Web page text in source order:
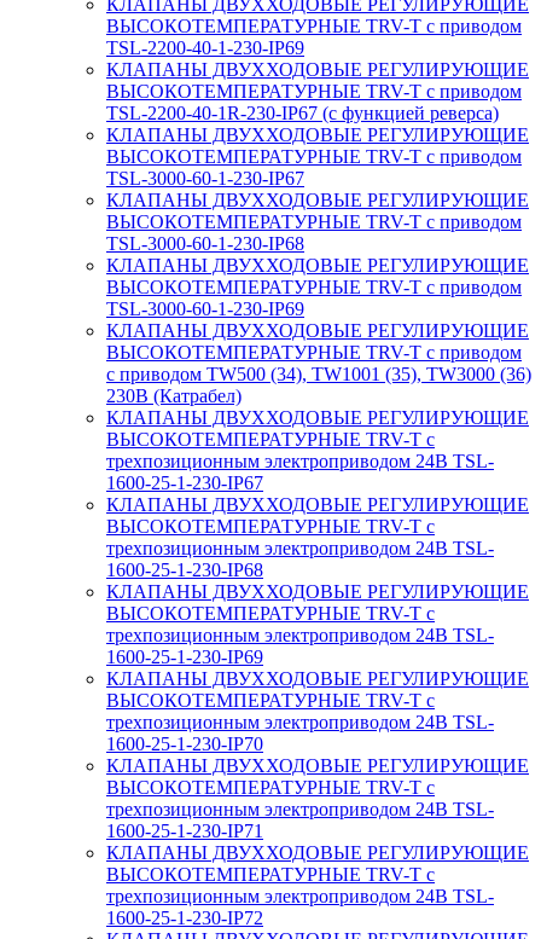
КЛАПАНЫ ДВУХХОДОВЫЕ РЕГУЛИРУЮЩИЕ
ВЫСОКОТЕМПЕРАТУРНЫЕ TRV-T с приводом
TSL-2200-40-1-230-IP69
КЛАПАНЫ ДВУХХОДОВЫЕ РЕГУЛИРУЮЩИЕ
ВЫСОКОТЕМПЕРАТУРНЫЕ TRV-T с приводом
TSL-2200-40-1R-230-IP67 (с функцией реверса)
КЛАПАНЫ ДВУХХОДОВЫЕ РЕГУЛИРУЮЩИЕ
ВЫСОКОТЕМПЕРАТУРНЫЕ TRV-T с приводом
TSL-3000-60-1-230-IP67
КЛАПАНЫ ДВУХХОДОВЫЕ РЕГУЛИРУЮЩИЕ
ВЫСОКОТЕМПЕРАТУРНЫЕ TRV-T с приводом
TSL-3000-60-1-230-IP68
КЛАПАНЫ ДВУХХОДОВЫЕ РЕГУЛИРУЮЩИЕ
ВЫСОКОТЕМПЕРАТУРНЫЕ TRV-T с приводом
TSL-3000-60-1-230-IP69
КЛАПАНЫ ДВУХХОДОВЫЕ РЕГУЛИРУЮЩИЕ
ВЫСОКОТЕМПЕРАТУРНЫЕ TRV-T с приводом
с приводом TW500 (34), TW1001 (35), TW3000 (36)
230В (Катрабел)
КЛАПАНЫ ДВУХХОДОВЫЕ РЕГУЛИРУЮЩИЕ
ВЫСОКОТЕМПЕРАТУРНЫЕ TRV-T с
трехпозиционным электроприводом 24В TSL-
1600-25-1-230-IP67
КЛАПАНЫ ДВУХХОДОВЫЕ РЕГУЛИРУЮЩИЕ
ВЫСОКОТЕМПЕРАТУРНЫЕ TRV-T с
трехпозиционным электроприводом 24В TSL-
1600-25-1-230-IP68
КЛАПАНЫ ДВУХХОДОВЫЕ РЕГУЛИРУЮЩИЕ
ВЫСОКОТЕМПЕРАТУРНЫЕ TRV-T с
трехпозиционным электроприводом 24В TSL-
1600-25-1-230-IP69
КЛАПАНЫ ДВУХХОДОВЫЕ РЕГУЛИРУЮЩИЕ
ВЫСОКОТЕМПЕРАТУРНЫЕ TRV-T с
трехпозиционным электроприводом 24В TSL-
1600-25-1-230-IP70
КЛАПАНЫ ДВУХХОДОВЫЕ РЕГУЛИРУЮЩИЕ
ВЫСОКОТЕМПЕРАТУРНЫЕ TRV-T с
трехпозиционным электроприводом 24В TSL-
1600-25-1-230-IP71
КЛАПАНЫ ДВУХХОДОВЫЕ РЕГУЛИРУЮЩИЕ
ВЫСОКОТЕМПЕРАТУРНЫЕ TRV-T с
трехпозиционным электроприводом 24В TSL-
1600-25-1-230-IP72